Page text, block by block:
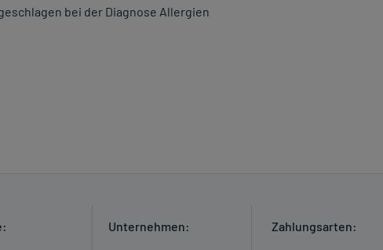
bei der Diagnose Allergien
Unternehmen: Zahlungsarten: